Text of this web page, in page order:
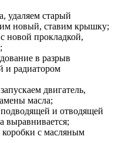
удаляем старый
новый, ставим крышку;
новой прокладкой,
в разрыв
и радиатором
двигатель,
масла;
и отводящей
выравнивается;
коробки с масляным